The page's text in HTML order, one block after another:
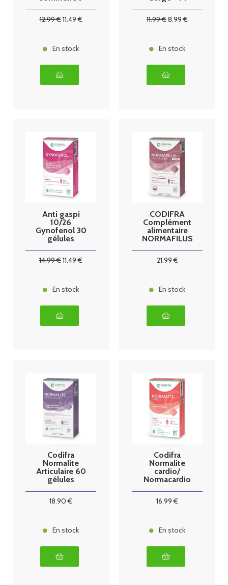
12.99€11.49€
En stock
11.99€8.99 €
En stock
Anti gaspi
10/26
Gynofenol 30
gélules
14.99€11.49 €
En stock
CODIFRA
Complément
alimentaire
NORMAFILUS
21.99€
En stock
Codifra
Normalite
Articulaire 60
gélules
18.90 €
En stock
Codifra
Normalite
cardio/
Normacardio
16.99 €
En stock